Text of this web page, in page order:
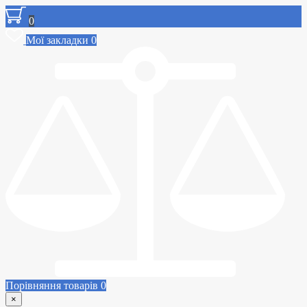
0
Мої закладки 0
Порівняння товарів 0
×